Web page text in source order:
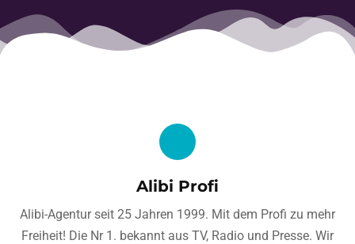
Alibi Profi
Alibi-Agentur seit 25 Jahren 1999. Mit dem Profi zu mehr
Freiheit! Die Nr 1. bekannt aus TV, Radio und Presse. Wir